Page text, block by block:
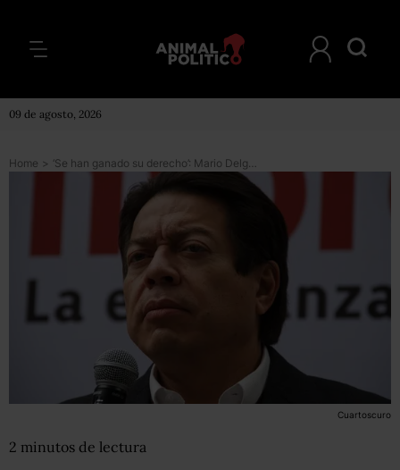
09 de agosto, 2026
Home > ‘Se han ganado su derecho’: Mario Delgado pide a diputados de Morena reelegirse
Cuartoscuro
2 minutos de lectura